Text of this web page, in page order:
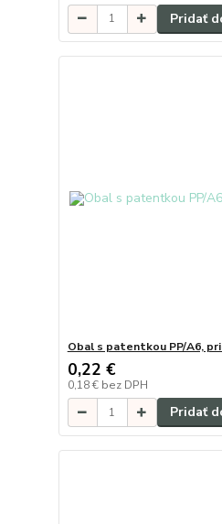
Pridať
Obal s patentkou PP/A6,
0,22 €
0,18 € bez DPH
Pridať